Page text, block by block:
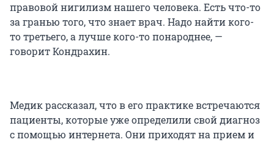
правовой нигилизм нашего человека. Есть что-то
за гранью того, что знает врач. Надо найти кого-
то третьего, а лучше кого-то понароднее, —
говорит Кондрахин.
Медик рассказал, что в его практике встречаются
пациенты, которые уже определили свой диагноз
с помощью интернета. Они приходят на прием и